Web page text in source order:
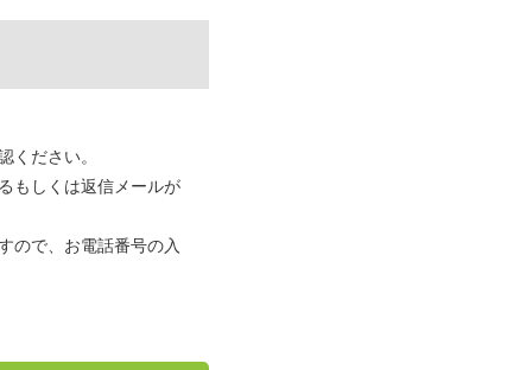
ください。
もしくは返信メールが
ので、お電話番号の入